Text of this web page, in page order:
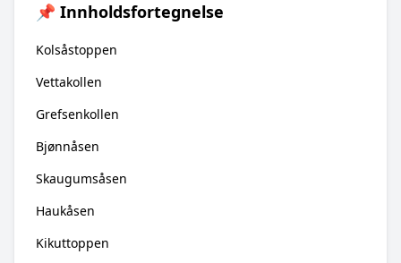
📌 Innholdsfortegnelse
Kolsåstoppen
Vettakollen
Grefsenkollen
Bjønnåsen
Skaugumsåsen
Haukåsen
Kikuttoppen